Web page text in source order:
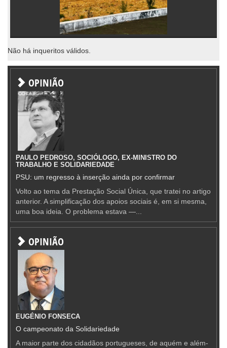
Não há inqueritos válidos.
OPINIÃO
PAULO PEDROSO, SOCIÓLOGO, EX-MINISTRO DO
TRABALHO E SOLIDARIEDADE
PSU: um regresso à inserção ainda por confirmar
Volto ao tema da Prestação Social Única, que tratei no artigo
anterior. A simplificação dos apoios sociais é, em si mesma,
uma boa ideia. O problema estava —...
OPINIÃO
EUGÉNIO FONSECA
O campeonato da Solidariedade
A maior parte dos cidadãos portugueses, de aquém e além-